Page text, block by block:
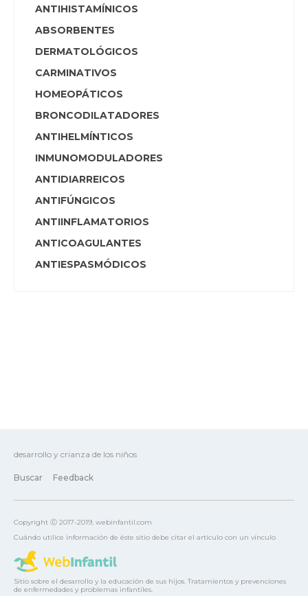
ANTIHISTAMÍNICOS
ABSORBENTES
DERMATOLÓGICOS
CARMINATIVOS
HOMEOPÁTICOS
BRONCODILATADORES
ANTIHELMÍNTICOS
INMUNOMODULADORES
ANTIDIARREICOS
ANTIFÚNGICOS
ANTIINFLAMATORIOS
ANTICOAGULANTES
ANTIESPASMÓDICOS
desarrollo y crianza de los niños
Buscar Feedback
Copyright Ⓒ 2017-2019, webinfantil.com
Cuándo utilice información de éste sitio debe citar el artículo con un vínculo
Sitio sobre el desarrollo y la educación de sus hijos. Tratamientos y prevenciones
de enfermedades y problemas infantiles.